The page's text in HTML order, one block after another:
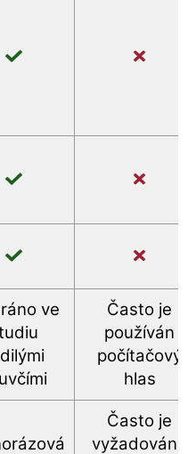
ve
Často je
používán
počítačový
hlas
Často je
vyžadováno